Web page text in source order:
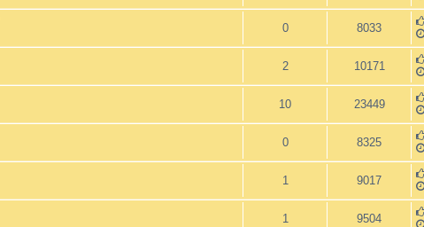
0 8033
2 10171
10 23449
0 8325
1 9017
1 9504